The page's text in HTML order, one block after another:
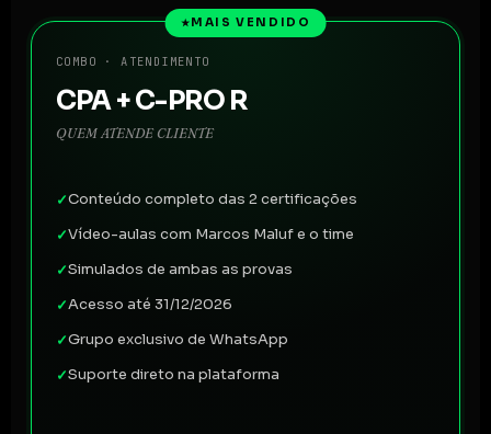
★MAIS VENDIDO
COMBO · ATENDIMENTO
CPA + C-PRO R
QUEM ATENDE CLIENTE
✓Conteúdo completo das 2 certificações
✓Vídeo-aulas com Marcos Maluf e o time
✓Simulados de ambas as provas
✓Acesso até 31/12/2026
✓Grupo exclusivo de WhatsApp
✓Suporte direto na plataforma